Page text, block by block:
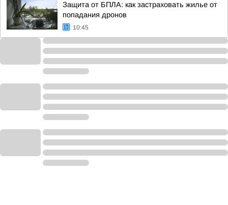
Защита от БПЛА: как застраховать жилье от
попадания дронов
10:45